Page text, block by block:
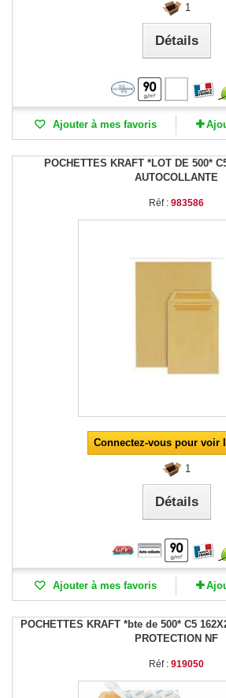
1
Détails
Ajouter à mes favoris
POCHETTES KRAFT *LOT DE 500*
AUTOCOLLANTE
Réf : 983586
Connectez-vous pour voir
1
Détails
Ajouter à mes favoris
POCHETTES KRAFT *bte de 500* C5
PROTECTION NF
Réf : 919050